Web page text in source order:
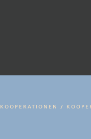
KOOPERATIONEN /